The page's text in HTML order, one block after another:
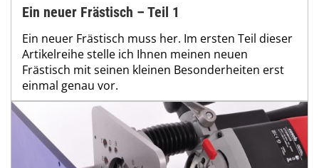
Ein neuer Frästisch – Teil 1
Ein neuer Frästisch muss her. Im ersten Teil dieser
Artikelreihe stelle ich Ihnen meinen neuen
Frästisch mit seinen kleinen Besonderheiten erst
einmal genau vor.